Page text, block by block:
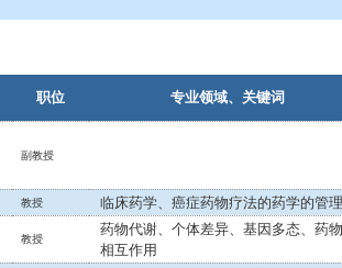
职位 专业领域、关键词
副教授
教授 临床药学、癌症药物疗法的药学的管理
教授
药物代谢、个体差异、基因多态、药物
相互作用